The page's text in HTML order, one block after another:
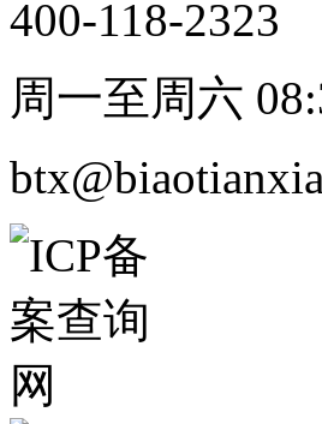
400-118-2323
周一至周六